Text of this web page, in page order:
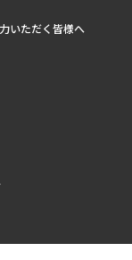
いただく皆様へ